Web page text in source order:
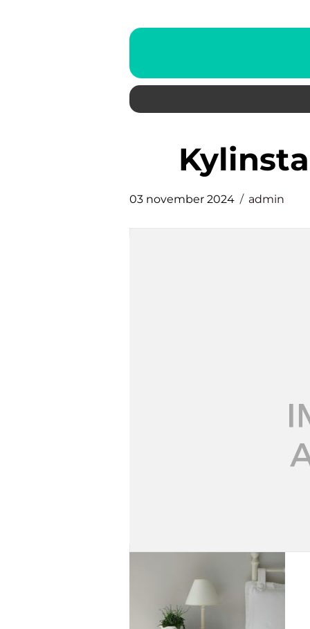
03 november 2024 admin